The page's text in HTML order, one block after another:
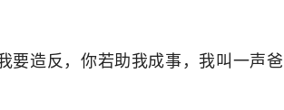
要造反，你若助我成事，我叫一声爸